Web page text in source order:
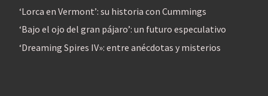
‘Lorca en Vermont’: su historia con Cummings
‘Bajo el ojo del gran pájaro’: un futuro especulativo
‘Dreaming Spires IV»: entre anécdotas y misterios